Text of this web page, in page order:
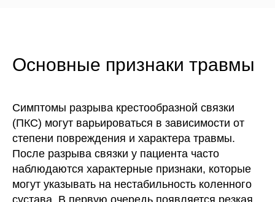
Основные признаки травмы
Симптомы разрыва крестообразной связки
(ПКС) могут варьироваться в зависимости от
степени повреждения и характера травмы.
После разрыва связки у пациента часто
наблюдаются характерные признаки, которые
могут указывать на нестабильность коленного
сустава. В первую очередь появляется резкая